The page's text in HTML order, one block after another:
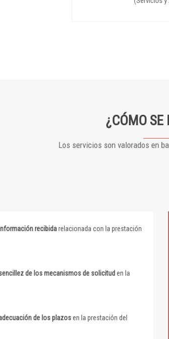
¿CÓMO SE
Los servicios son valorados en
recibidarelacionada con la prestación
de los mecanismos de solicitud en la
de los plazosen la prestación del